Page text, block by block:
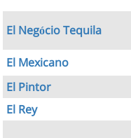
El Negócio Tequila
El Mexicano
El Pintor
El Rey